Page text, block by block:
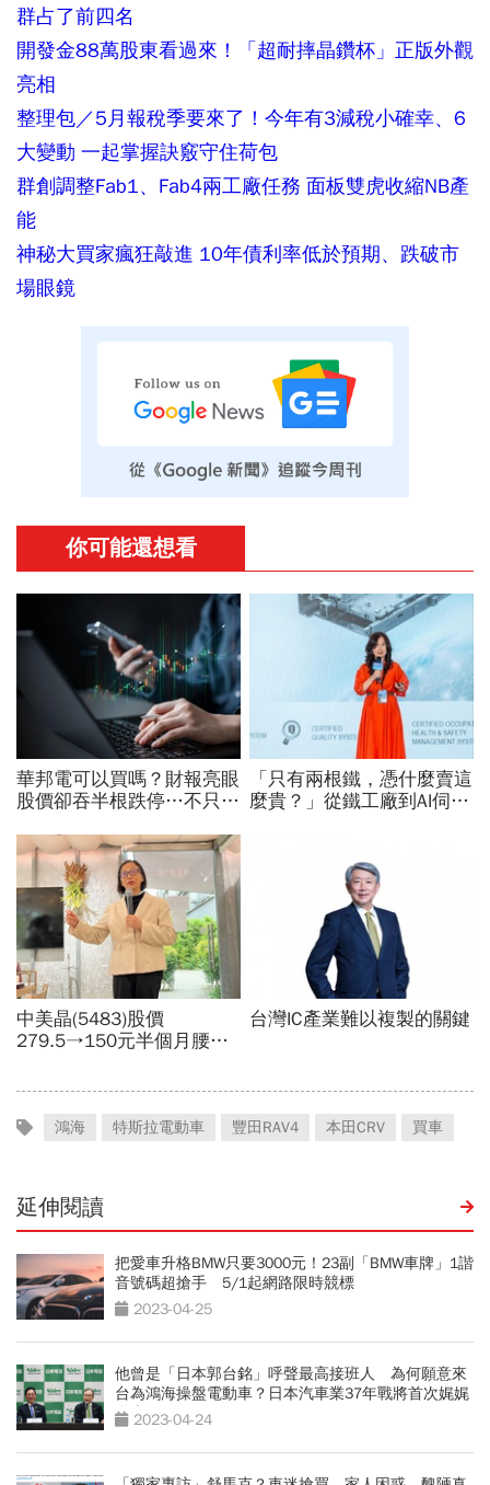
群占了前四名
開發金88萬股東看過來！「超耐摔晶鑽杯」正版外觀
亮相
整理包／5月報稅季要來了！今年有3減稅小確幸、6
大變動 一起掌握訣竅守住荷包
群創調整Fab1、Fab4兩工廠任務 面板雙虎收縮NB產
能
神秘大買家瘋狂敲進 10年債利率低於預期、跌破市
場眼鏡
鴻海 特斯拉電動車 豐田RAV4 本田CRV 買車
延伸閱讀
把愛車升格BMW只要3000元！23副「BMW車牌」1諧
音號碼超搶手 5/1起網路限時競標
2023-04-25
他曾是「日本郭台銘」呼聲最高接班人 為何願意來
台為鴻海操盤電動車？日本汽車業37年戰將首次娓娓
道來2023-04-24